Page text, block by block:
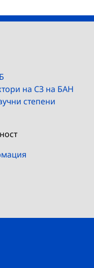
на СЗ на БАН
степени